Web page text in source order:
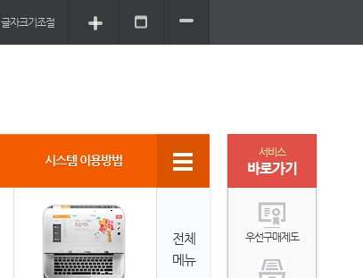
글자크기조절
시스템 이용방법
전체
메뉴
서비스
바로가기
우선구매제도